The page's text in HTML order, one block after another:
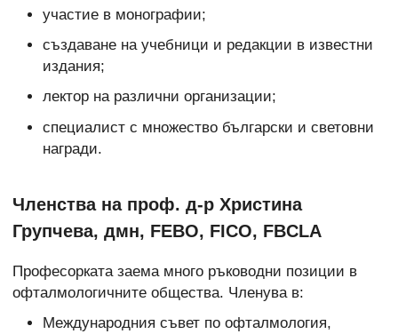
участие в монографии;
създаване на учебници и редакции в известни
издания;
лектор на различни организации;
специалист с множество български и световни
награди.
Членства на проф. д-р Христина
Групчева, дмн, FEBO, FICO, FBCLA
Професорката заема много ръководни позиции в
офталмологичните общества. Членува в:
Международния съвет по офталмология,